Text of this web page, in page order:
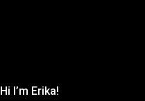
Hi I’m Erika!